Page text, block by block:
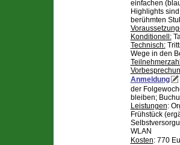
einfachen
Highlights
berühmten
Konditionell:
Technisch:
Wege in den
Anmeldung
der
bleiben;
Leistungen:
Frühstück
WLAN
Kosten: 770